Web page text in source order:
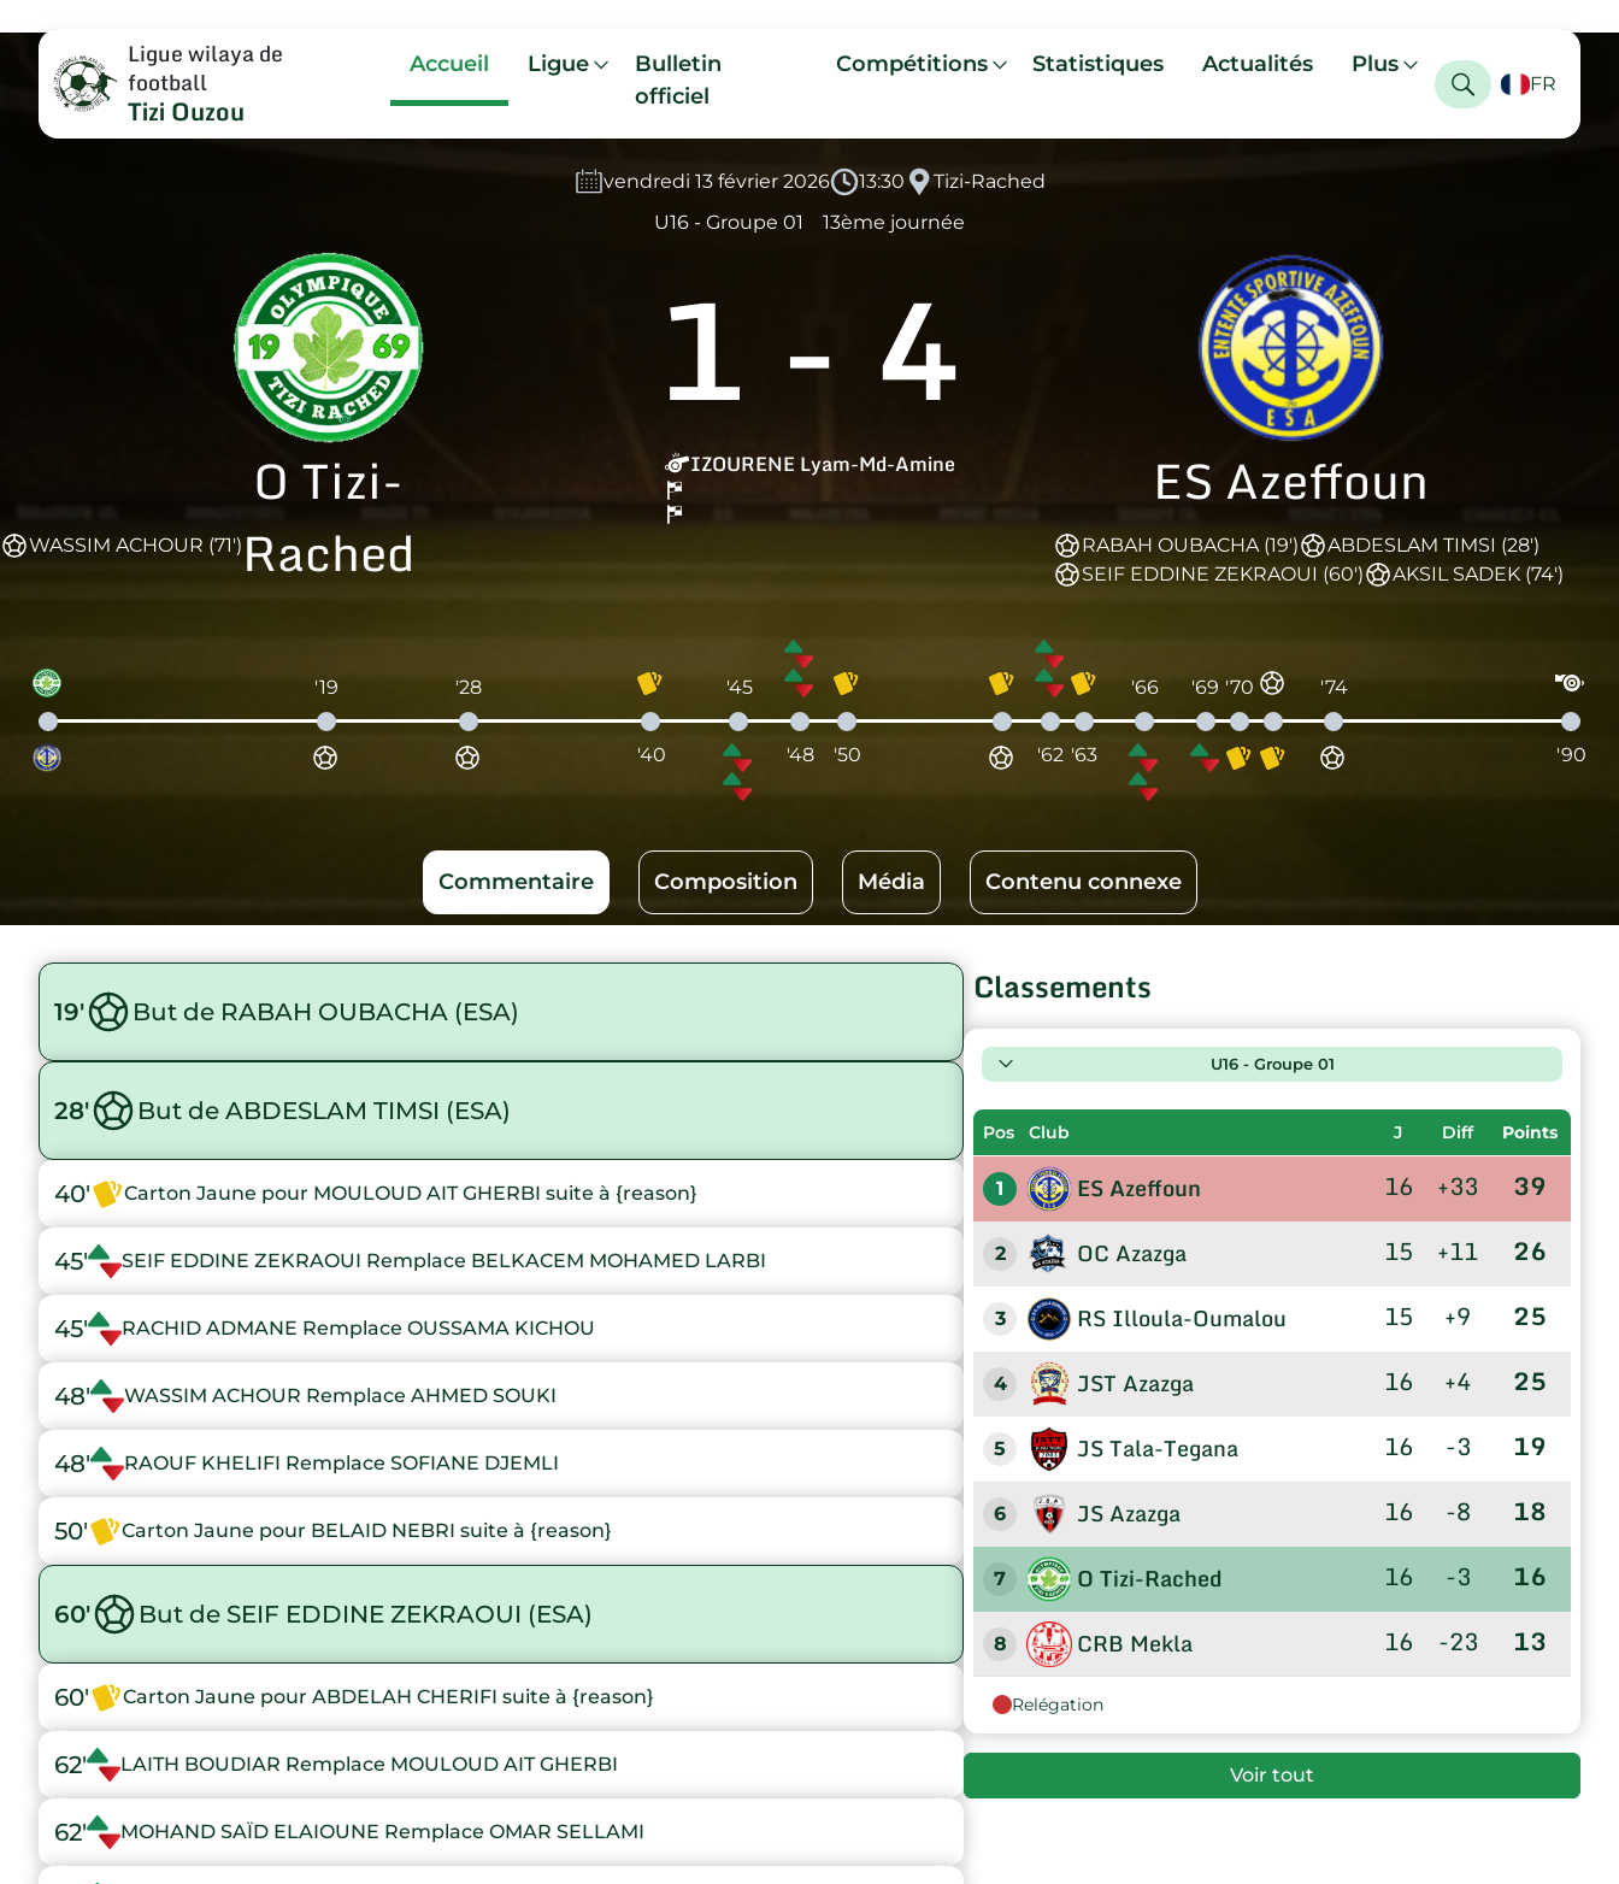
Ligue wilaya de
football
Tizi Ouzou
Accueil Ligue
Bulletin
officiel
Compétitions Statistiques Actualités Plus
FR
vendredi 13 février 2026 13:30
Tizi-Rached
U16 - Groupe 01
13ème journée
O Tizi-
Rached
1 - 4
IZOURENE Lyam-Md-Amine ES Azeffoun
WASSIM ACHOUR (71') RABAH OUBACHA (19')
ABDESLAM TIMSI (28')
SEIF EDDINE ZEKRAOUI (60')
AKSIL SADEK (74')
'19 '28
'40
'45
'48 '50 '62 '63
'66 '69 '70 '74
'90
Commentaire Composition Média Contenu connexe
19' But de RABAH OUBACHA (ESA)
28' But de ABDESLAM TIMSI (ESA)
40' Carton Jaune pour MOULOUD AIT GHERBI suite à {reason}
45' SEIF EDDINE ZEKRAOUI Remplace BELKACEM MOHAMED LARBI
45' RACHID ADMANE Remplace OUSSAMA KICHOU
48' WASSIM ACHOUR Remplace AHMED SOUKI
48' RAOUF KHELIFI Remplace SOFIANE DJEMLI
50' Carton Jaune pour BELAID NEBRI suite à {reason}
60' But de SEIF EDDINE ZEKRAOUI (ESA)
60' Carton Jaune pour ABDELAH CHERIFI suite à {reason}
62' LAITH BOUDIAR Remplace MOULOUD AIT GHERBI
62' MOHAND SAÏD ELAIOUNE Remplace OMAR SELLAMI
Classements
U16 - Groupe 01
Pos Club J Diff Points
1 ES Azeffoun 16 +33 39
2 OC Azazga 15 +11 26
3 RS Illoula-Oumalou 15 +9 25
4 JST Azazga 16 +4 25
5 JS Tala-Tegana 16 -3 19
6 JS Azazga 16 -8 18
7 O Tizi-Rached 16 -3 16
8 CRB Mekla 16 -23 13
9 US Djemaa-Saharidj
Relégation
Voir tout